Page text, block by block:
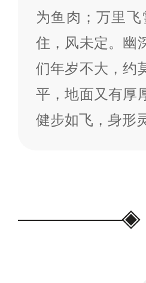
为鱼肉；万里
住，风未定。幽
们年岁不大，约
平，地面又有厚
健步如飞，身形